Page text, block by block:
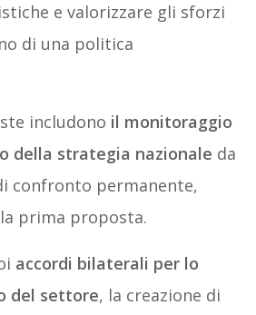
e valorizzare gli sforzi
di una politica
includono il monitoraggio
della strategia nazionale da
confronto permanente,
prima proposta.
accordi bilaterali per lo
del settore, la creazione di